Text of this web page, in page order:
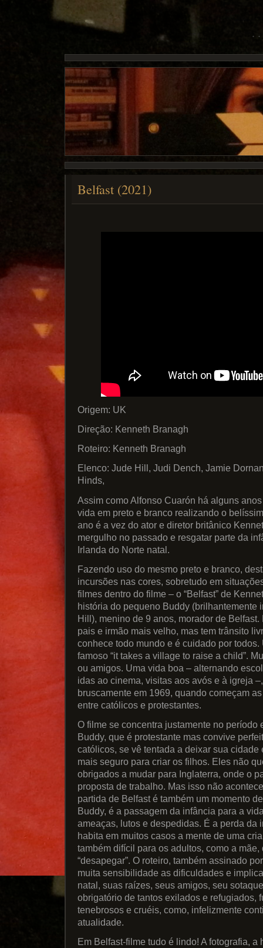
Belfast (2021)
Origem: UK
Direção: Kenneth Branagh
Roteiro: Kenneth Branagh
Elenco: Jude Hill, Judi Dench, Jamie
Hinds,
Assim como Alfonso Cuarón há alguns
vida em preto e branco realizando o
ano é a vez do ator e diretor britânico
mergulho no passado e resgatar parte da
Irlanda do Norte natal.
Fazendo uso do mesmo preto e branco,
incursões nas cores, sobretudo em
filmes dentro do filme – o “Belfast” de
história do pequeno Buddy (brilhantemente
Hill), menino de 9 anos, morador de
pais e irmão mais velho, mas tem trânsito
conhece todo mundo e é cuidado por todos.
famoso “it takes a village to raise a child”.
ou amigos. Uma vida boa – alternando
idas ao cinema, visitas aos avós e à igreja
bruscamente em 1969, quando começam
entre católicos e protestantes.
O filme se concentra justamente no período
Buddy, que é protestante mas convive
católicos, se vê tentada a deixar sua cidade
mais seguro para criar os filhos. Eles não
obrigados a mudar para Inglaterra, onde o
proposta de trabalho. Mas isso não
partida de Belfast é também um momento
Buddy, é a passagem da infância para a
ameaças, lutos e despedidas. É a perda da
habita em muitos casos a mente de uma
também difícil para os adultos, como a
“desapegar”. O roteiro, também assinado
muita sensibilidade as dificuldades e
natal, suas raízes, seus amigos, seu
obrigatório de tantos exilados e refugiados,
tenebrosos e cruéis, como, infelizmente
atualidade.
Em Belfast-filme tudo é lindo! A fotografia, a